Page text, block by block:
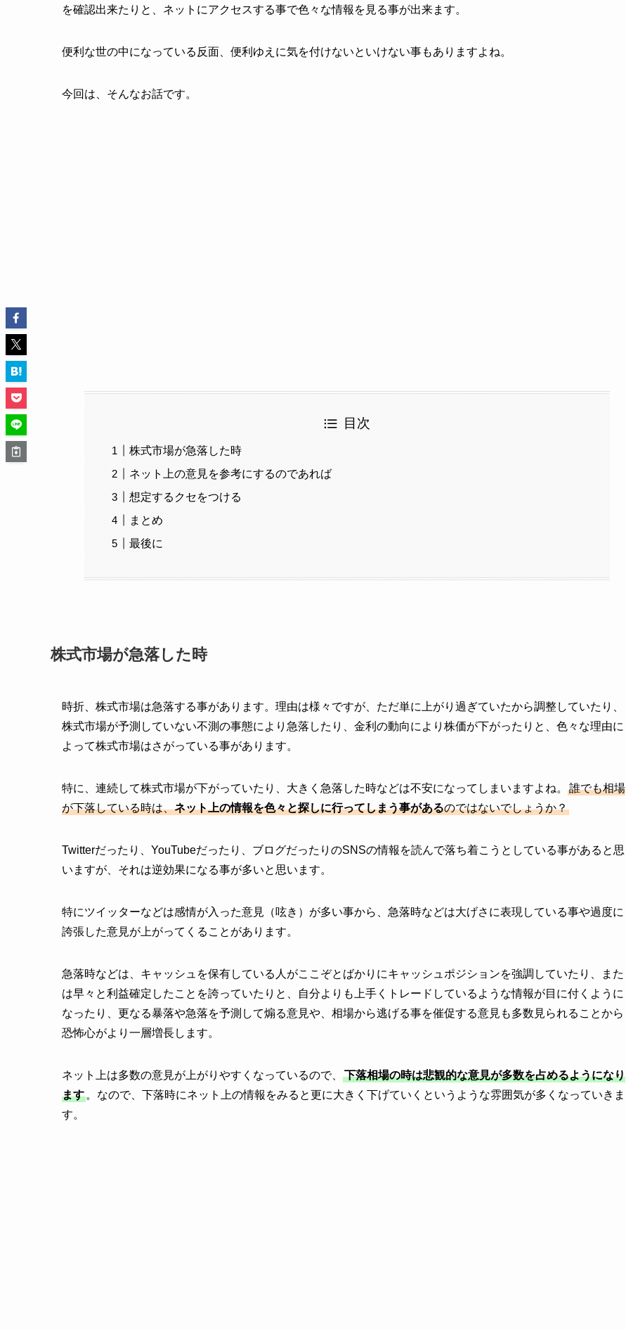
を確認出来たりと、ネットにアクセスする事で色々な情報を見る事が出来ます。
便利な世の中になっている反面、便利ゆえに気を付けないといけない事もありますよね。
今回は、そんなお話です。
目次
株式市場が急落した時
ネット上の意見を参考にするのであれば
想定するクセをつける
まとめ
最後に
株式市場が急落した時
時折、株式市場は急落する事があります。理由は様々ですが、ただ単に上がり過ぎていたから調整していたり、
株式市場が予測していない不測の事態により急落したり、金利の動向により株価が下がったりと、色々な理由に
よって株式市場はさがっている事があります。
特に、連続して株式市場が下がっていたり、大きく急落した時などは不安になってしまいますよね。
誰でも相場
が下落している時は、ネット上の情報を色々と探しに行ってしまう事があるのではないでしょうか？
Twitterだったり、YouTubeだったり、ブログだったりのSNSの情報を読んで落ち着こうとしている事があると思
いますが、それは逆効果になる事が多いと思います。
特にツイッターなどは感情が入った意見（呟き）が多い事から、急落時などは大げさに表現している事や過度に
誇張した意見が上がってくることがあります。
急落時などは、キャッシュを保有している人がここぞとばかりにキャッシュポジションを強調していたり、また
は早々と利益確定したことを誇っていたりと、自分よりも上手くトレードしているような情報が目に付くように
なったり、更なる暴落や急落を予測して煽る意見や、相場から逃げる事を催促する意見も多数見られることから
恐怖心がより一層増長します。
ネット上は多数の意見が上がりやすくなっているので、
下落相場の時は悲観的な意見が多数を占めるようになり
ます 。なので、下落時にネット上の情報をみると更に大きく下げていくというような雰囲気が多くなっていきま
す。